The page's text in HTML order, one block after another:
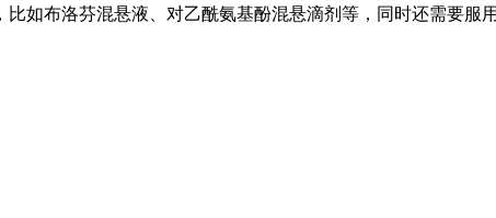
如布洛芬混悬液、对乙酰氨基酚混悬滴剂等，同时还需要